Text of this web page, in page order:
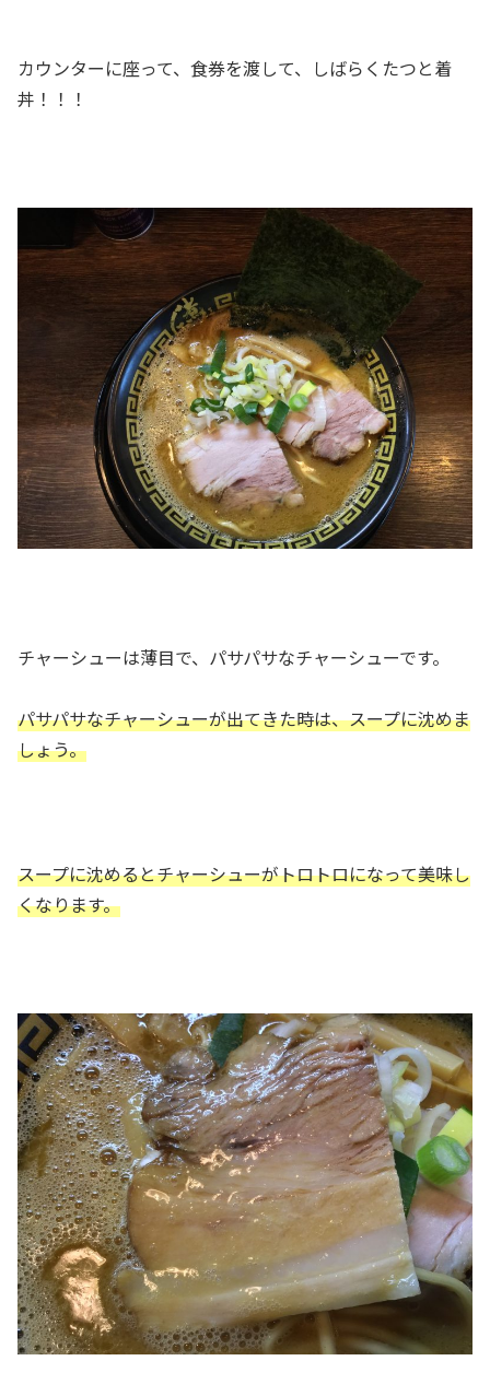
カウンターに座って、食券を渡して、しばらくたつと着
丼！！！
チャーシューは薄目で、パサパサなチャーシューです。
パサパサなチャーシューが出てきた時は、スープに沈めま
しょう。
スープに沈めるとチャーシューがトロトロになって美味し
くなります。